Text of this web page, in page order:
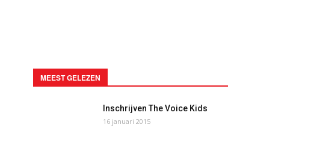
MEEST GELEZEN
Inschrijven The Voice Kids
16 januari 2015